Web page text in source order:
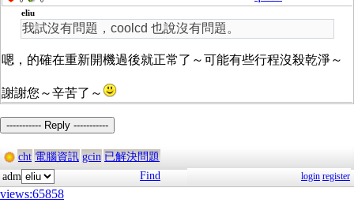
eliu
我試沒有問題，coolcd 也說沒有問題。
嗯，的確在重新開機過後就正常了～可能有些行程沒殺乾淨～
謝謝您～辛苦了～
----------- Reply -----------
cht 電腦資訊 gcin 已解決問題
adm
Find login register
views:65858